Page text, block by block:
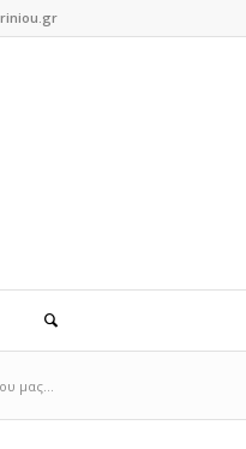
μας...